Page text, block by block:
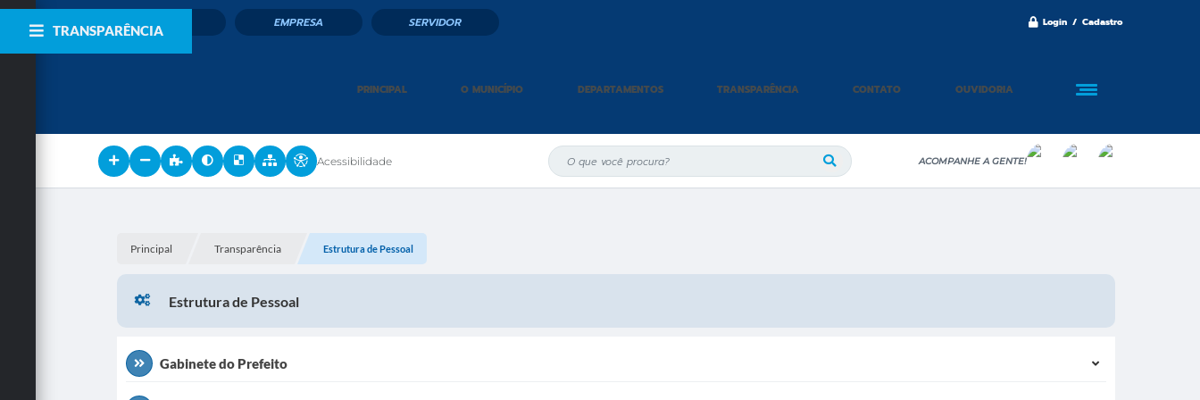
Login / Cadastro
CIDADÃO EMPRESA SERVIDOR
PRINCIPAL O MUNICÍPIO DEPARTAMENTOS TRANSPARÊNCIA CONTATO OUVIDORIA
Acessibilidade ACOMPANHE A GENTE!
TRANSPARÊNCIA
Principal Transparência Estrutura de Pessoal
Estrutura de Pessoal
Gabinete do Prefeito